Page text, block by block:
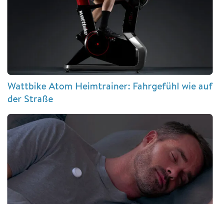
Wattbike Atom Heimtrainer: Fahrgefühl wie auf
der Straße